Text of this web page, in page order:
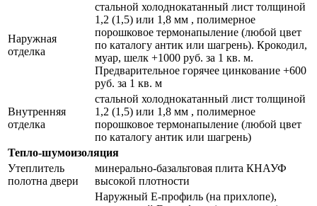
Наружная
отделка
стальной холоднокатанный лист толщиной
1,2 (1,5) или 1,8 мм , полимерное
порошковое термонапыление (любой цвет
по каталогу антик или шагрень). Крокодил,
муар, шелк +1000 руб. за 1 кв. м.
Предварительное горячее цинкование +600
руб. за 1 кв. м
Внутренняя
отделка
стальной холоднокатанный лист толщиной
1,2 (1,5) или 1,8 мм , полимерное
порошковое термонапыление (любой цвет
по каталогу антик или шагрень)
Тепло-шумоизоляция
Утеплитель
полотна двери
минерально-базальтовая плита КНАУФ
высокой плотности
Наружный Е-профиль (на прихлопе),